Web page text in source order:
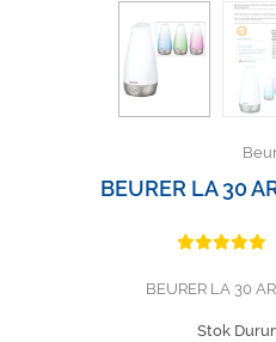
Sarf Malzemeleri
Tüm Kategorileri Gör
BEURER LA 30
BEURER LA 30
Stok